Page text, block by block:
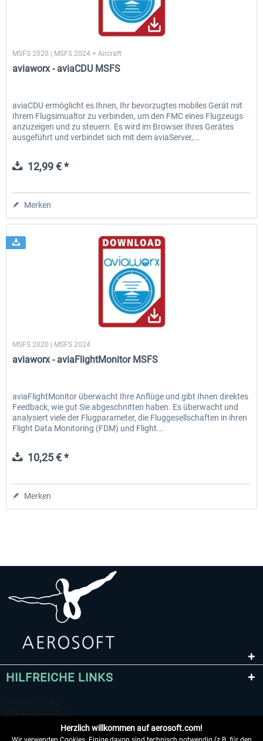
MSFS 2020 | MSFS 2024 + Aircraft
aviaworx - aviaCDU MSFS
aviaCDU ermöglicht es Ihnen, Ihr bevorzugtes mobiles Gerät mit
Ihrem Flugsimualtor zu verbinden, um den FMC eines Flugzeugs
anzuzeigen und zu steuern. Es wird im Browser Ihres Gerätes
ausgeführt und verbindet sich mit dem aviaServer,...
12,99 € *
Merken
MSFS 2020 | MSFS 2024
aviaworx - aviaFlightMonitor MSFS
aviaFlightMonitor überwacht Ihre Anflüge und gibt Ihnen direktes
Feedback, wie gut Sie abgeschnitten haben. Es überwacht und
analysiert viele der Flugparameter, die Fluggesellschaften in ihren
Flight Data Monitoring (FDM) und Flight...
10,25 € *
Merken
HILFREICHE LINKS
Herzlich willkommen auf aerosoft.com!